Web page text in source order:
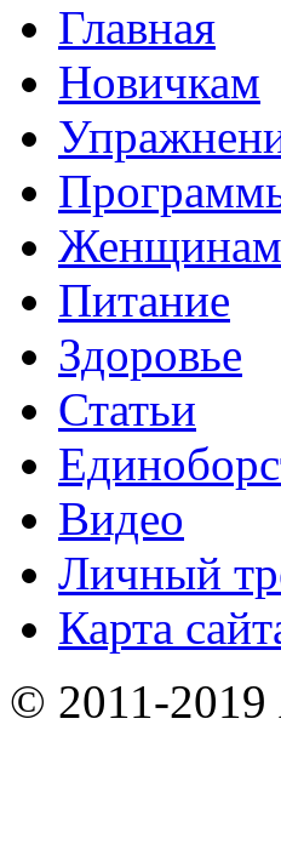
Главная
Новичкам
Женщинам
Питание
Здоровье
Статьи
Видео
Личный
Карта
© 2011-2019